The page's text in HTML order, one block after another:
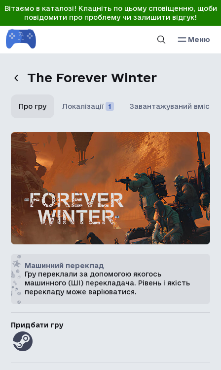
Вітаємо в каталозі! Клацніть по цьому сповіщенню, щоби
повідомити про проблему чи залишити відгук!
Меню
The Forever Winter
Про гру Локалізації 1 Завантажуваний вміст
Машинний переклад
Гру переклали за допомогою якогось
машинного (ШІ) перекладача. Рівень і якість
перекладу може варіюватися.
Придбати гру